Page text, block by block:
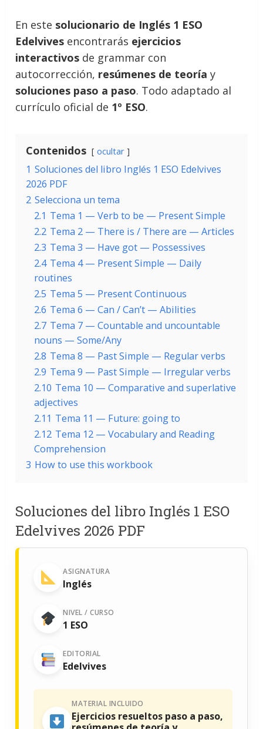
En este solucionario de Inglés 1 ESO
Edelvives encontrarás ejercicios
interactivos de grammar con
autocorrección, resúmenes de teoría y
soluciones paso a paso. Todo adaptado al
currículo oficial de 1º ESO.
Contenidos ocultar
1 Soluciones del libro Inglés 1 ESO Edelvives
2026 PDF
2 Selecciona un tema
2.1 Tema 1 — Verb to be — Present Simple
2.2 Tema 2 — There is / There are — Articles
2.3 Tema 3 — Have got — Possessives
2.4 Tema 4 — Present Simple — Daily
routines
2.5 Tema 5 — Present Continuous
2.6 Tema 6 — Can / Can’t — Abilities
2.7 Tema 7 — Countable and uncountable
nouns — Some/Any
2.8 Tema 8 — Past Simple — Regular verbs
2.9 Tema 9 — Past Simple — Irregular verbs
2.10 Tema 10 — Comparative and superlative
adjectives
2.11 Tema 11 — Future: going to
2.12 Tema 12 — Vocabulary and Reading
Comprehension
3 How to use this workbook
Soluciones del libro Inglés 1 ESO
Edelvives 2026 PDF
ASIGNATURA
Inglés
NIVEL / CURSO
1 ESO
EDITORIAL
Edelvives
MATERIAL INCLUIDO
Ejercicios resueltos paso a paso,